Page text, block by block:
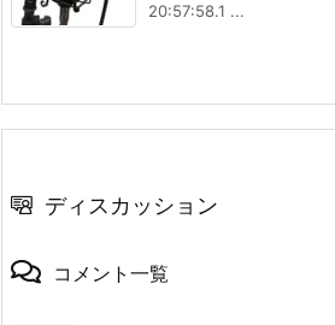
20:57:58.1 ...
ディスカッション
コメント一覧